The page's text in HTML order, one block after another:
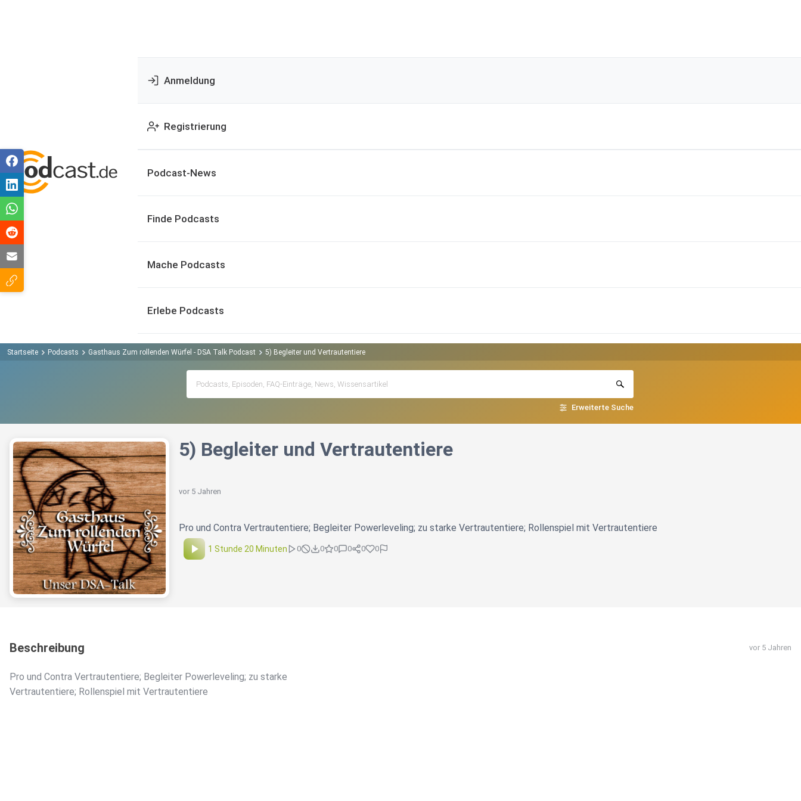
Anmeldung
Registrierung
Podcast-News
Finde Podcasts
Mache Podcasts
Erlebe Podcasts
Startseite Podcasts Gasthaus Zum rollenden Würfel - DSA Talk Podcast 5) Begleiter und Vertrautentiere
Erweiterte Suche
5) Begleiter und Vertrautentiere
vor 5 Jahren
Pro und Contra Vertrautentiere; Begleiter Powerleveling; zu starke Vertrautentiere; Rollenspiel mit Vertrautentiere
1 Stunde 20 Minuten 0 0 0 0 0 0
Beschreibung vor 5 Jahren
Pro und Contra Vertrautentiere; Begleiter Powerleveling; zu starke
Vertrautentiere; Rollenspiel mit Vertrautentiere